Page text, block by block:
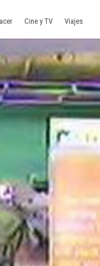
Cine y TV Viajes